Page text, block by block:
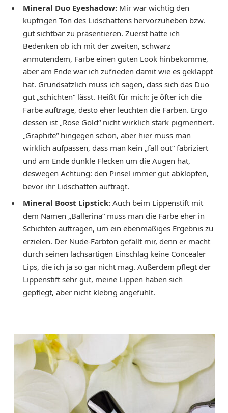
Mineral Duo Eyeshadow: Mir war wichtig den
kupfrigen Ton des Lidschattens hervorzuheben bzw.
gut sichtbar zu präsentieren. Zuerst hatte ich
Bedenken ob ich mit der zweiten, schwarz
anmutendem, Farbe einen guten Look hinbekomme,
aber am Ende war ich zufrieden damit wie es geklappt
hat. Grundsätzlich muss ich sagen, dass sich das Duo
gut „schichten“ lässt. Heißt für mich: je öfter ich die
Farbe auftrage, desto eher leuchten die Farben. Ergo
dessen ist „Rose Gold“ nicht wirklich stark pigmentiert.
„Graphite“ hingegen schon, aber hier muss man
wirklich aufpassen, dass man kein „fall out“ fabriziert
und am Ende dunkle Flecken um die Augen hat,
deswegen Achtung: den Pinsel immer gut abklopfen,
bevor ihr Lidschatten auftragt.
Mineral Boost Lipstick: Auch beim Lippenstift mit
dem Namen „Ballerina“ muss man die Farbe eher in
Schichten auftragen, um ein ebenmäßiges Ergebnis zu
erzielen. Der Nude-Farbton gefällt mir, denn er macht
durch seinen lachsartigen Einschlag keine Concealer
Lips, die ich ja so gar nicht mag. Außerdem pflegt der
Lippenstift sehr gut, meine Lippen haben sich
gepflegt, aber nicht klebrig angefühlt.